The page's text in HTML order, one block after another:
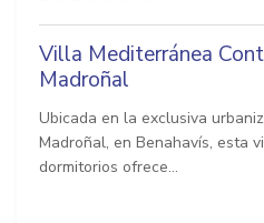
Villa Mediterránea
Madroñal
Ubicada en la exclusiva
Madroñal, en Benahavís, esta
dormitorios ofrece...